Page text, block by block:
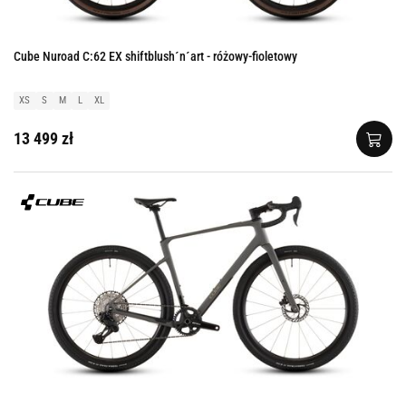
Cube Nuroad C:62 EX shiftblush´n´art - różowy-fioletowy
XS S M L XL
13 499 zł